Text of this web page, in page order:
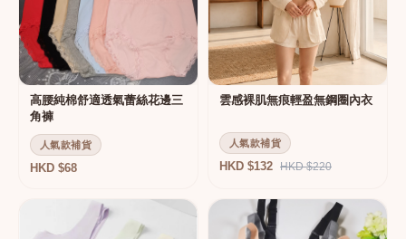
高腰純棉舒適透氣蕾絲花邊三
角褲
人氣款補貨
HKD $68
雲感裸肌無痕輕盈無鋼圈內衣
人氣款補貨
HKD $132 HKD $220